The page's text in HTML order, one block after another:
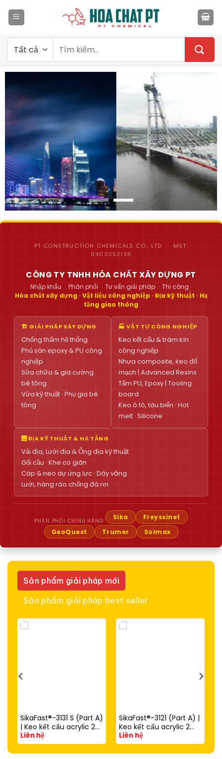
qua
kiếm:
PT CONSTRUCTION CHEMICALS CO., LTD. · MST:
0402052135
CÔNG TY TNHH HÓA CHẤT XÂY DỰNG PT
Nhập khẩu · Phân phối · Tư vấn giải pháp · Thi công
Hóa chất xây dựng · Vật liệu công nghiệp · Địa kỹ thuật · Hạ
tầng giao thông
🏗 GIẢI PHÁP XÂY DỰNG
Chống thấm hệ thống
Phủ sàn epoxy & PU công
nghiệp
Sửa chữa & gia cường
bê tông
Vữa kỹ thuật · Phụ gia bê
tông
🏭 VẬT TƯ CÔNG NGHIỆP
Keo kết cấu & trám kín
công nghiệp
Nhựa composite, keo đổ
mạch | Advanced Resins
Tấm PU, Epoxy | Tooling
board
Keo ô tô, tàu biển · Hot
melt · Silicone
🌉 ĐỊA KỸ THUẬT & HẠ TẦNG
Vải địa, Lưới địa & Ống địa kỹ thuật
Gối cầu · Khe co giãn
Cáp & neo dự ứng lực · Dây văng
Lưới, hàng rào chống đá rơi
PHÂN PHỐI CHÍNH HÃNG: Sika
Freyssinet
GeoQuest
Trumer Solmax
Sản phẩm giải pháp mới
Sản phẩm giải pháp best seller
SikaFast®-3131 S (Part A)
| Keo kết cấu acrylic 2
thành phần đóng rắn
nhanh dùng với
SikaFast®-3081 N (Part
Liên hệ
SikaFast®-3121 (Part A) |
Keo kết cấu acrylic 2
thành phần đóng rắn
nhanh (dùng với
SikaFast®-3081 N Part B)
Liên hệ